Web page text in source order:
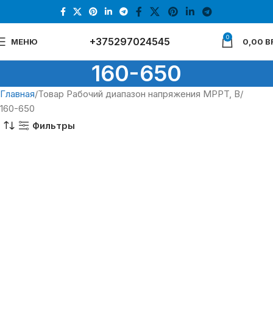
МЕНЮ +375297024545 0 0,00
160-650
Главная Товар Рабочий диапазон напряжения MPPT, В
160-650
Фильтры